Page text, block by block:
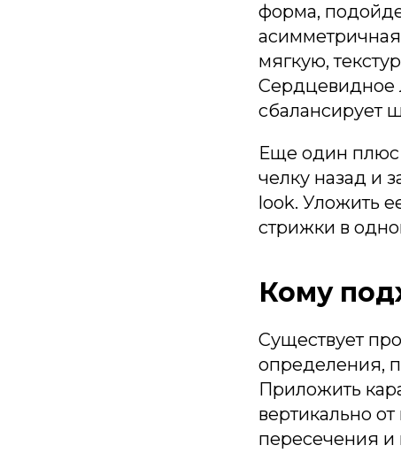
форма,
мягкую,
Сердцевидное
сбалансирует
Еще один плюс
челку назад и
look. Уложить
стрижки в
Кому
Существует
определения,
Приложить
вертикально
пересечения